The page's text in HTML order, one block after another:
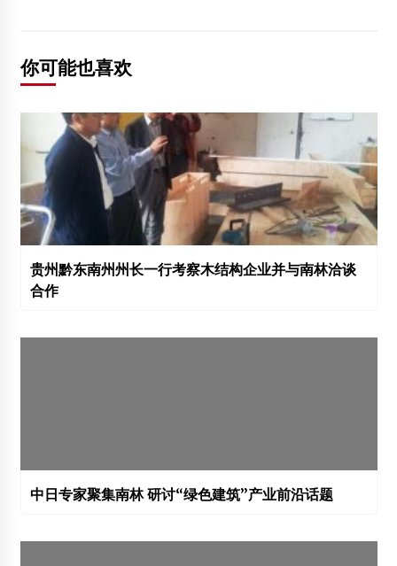
你可能也喜欢
贵州黔东南州州长一行考察木结构企业并与南林洽谈
合作
中日专家聚集南林 研讨“绿色建筑”产业前沿话题